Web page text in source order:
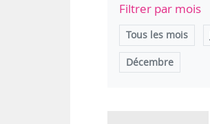
Filtrer par mois
Tous les mois
Décembre